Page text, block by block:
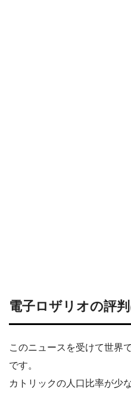
電子ロザリオの評判
このニュースを受けて世界
です。
カトリックの人口比率が少